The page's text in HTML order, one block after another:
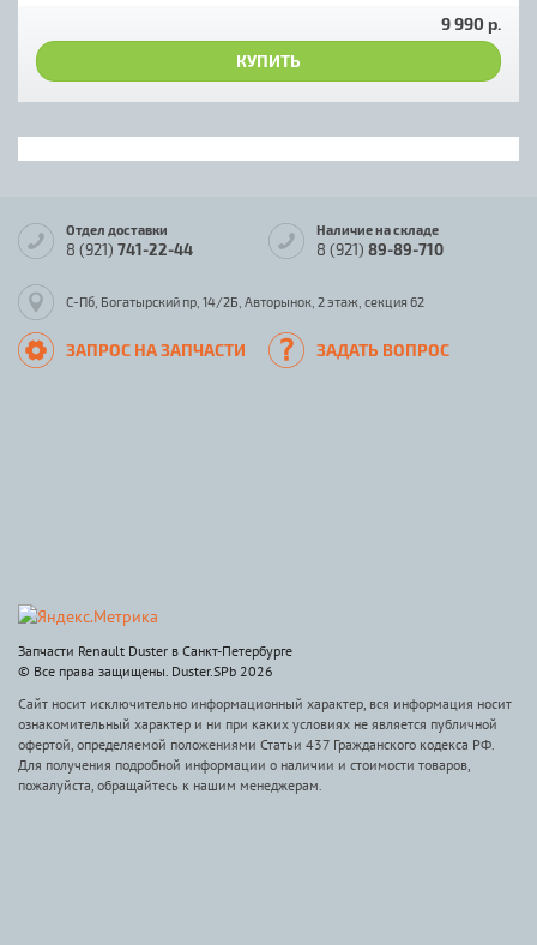
9 990 р.
КУПИТЬ
Отдел доставки
8 (921) 741-22-44
Наличие на складе
8 (921) 89-89-710
С-Пб, Богатырский пр, 14/2Б, Авторынок, 2 этаж, секция 62
ЗАПРОС НА ЗАПЧАСТИ ЗАДАТЬ ВОПРОС
Запчасти Renault Duster в Санкт-Петербурге
© Все права защищены. Duster.SPb 2026
Сайт носит исключительно информационный характер, вся информация носит
ознакомительный характер и ни при каких условиях не является публичной
офертой, определяемой положениями Статьи 437 Гражданского кодекса РФ.
Для получения подробной информации о наличии и стоимости товаров,
пожалуйста, обращайтесь к нашим менеджерам.